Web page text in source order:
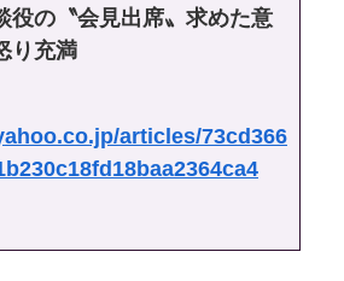
役の〝会見出席〟求めた意
り充満
articles/73cd366